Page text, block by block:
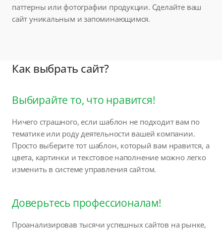
паттерны или фотографии продукции. Сделайте ваш
сайт уникальным и запоминающимся.
Как выбрать сайт?
Выбирайте то, что нравится!
Ничего страшного, если шаблон не подходит вам по
тематике или роду деятельности вашей компании.
Просто выберите тот шаблон, который вам нравится, а
цвета, картинки и текстовое наполнение можно легко
изменить в системе управления сайтом.
Доверьтесь профессионалам!
Проанализировав тысячи успешных сайтов на рынке,